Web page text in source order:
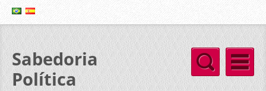
Sabedoria
Política